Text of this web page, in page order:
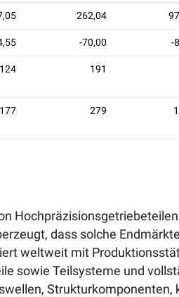
262,04
-70,00 -
124 191
177 279
dass solche
weltweit mit
sowie Teilsysteme und
Strukturkomponenten,